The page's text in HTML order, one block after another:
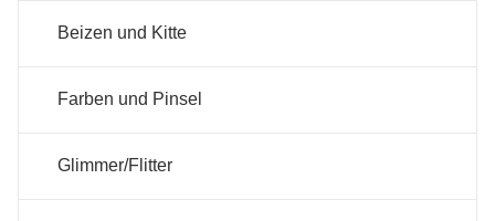
Beizen und Kitte
Farben und Pinsel
Glimmer/Flitter